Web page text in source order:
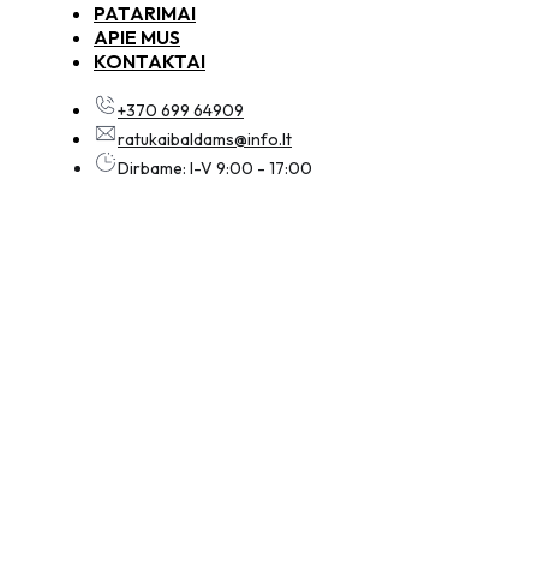
PATARIMAI
APIE MUS
KONTAKTAI
+370 699 64909
ratukaibaldams@info.lt
Dirbame: I-V 9:00 - 17:00